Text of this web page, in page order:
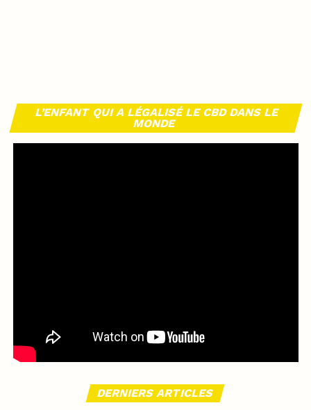
L’ENFANT QUI A LÉGALISÉ LE CBD DANS LE
MONDE
DERNIERS ARTICLES